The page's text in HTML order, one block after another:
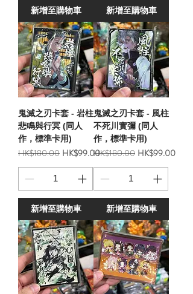
新增至購物車 新增至購物車
鬼滅之刃卡套 - 岩柱
悲鳴與行冥 (同人
作，標準卡用)
一般價格
HK$180.00 促銷價格
HK$99.00
新增至購物車
鬼滅之刃卡套 - 風柱
不死川實彌 (同人
作，標準卡用)
一般價格
HK$180.00 促銷價格
HK$99.00
新增至購物車